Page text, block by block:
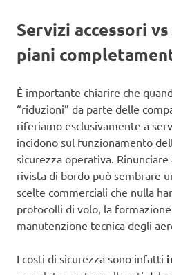
Servizi accessori
piani
È importante chiarire che
“riduzioni” da parte delle
riferiamo esclusivamente a
incidono sul funzionamento
sicurezza operativa.
rivista di bordo può sembrare
scelte commerciali che nulla
protocolli di volo, la
manutenzione tecnica degli
I costi di sicurezza sono infatti